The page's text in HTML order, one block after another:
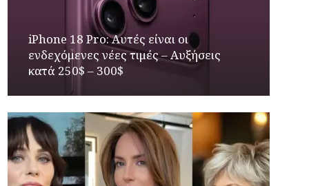
iPhone 18 Pro: Αυτές είναι οι
ενδεχόμενες νέες τιμές – Αυξήσεις
κατά 250$ – 300$